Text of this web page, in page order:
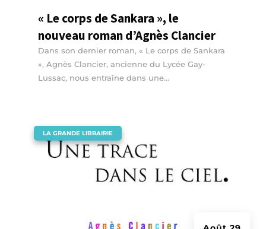
« Le corps de Sankara », le
nouveau roman d’Agnès Clancier
Dans son dernier roman, « Le corps de Sankara
», Agnès Clancier, ancienne du Lycée Gay-
Lussac, nous entraîne dans une...
LA GRANDE LIBRAIRIE